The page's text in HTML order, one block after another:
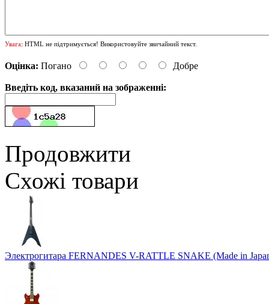
Увага: HTML не підтримується! Використовуйте звичайний текст.
Оцінка: Погано Добре
Введіть код, вказаний на зображенні:
Продовжити
Схожі товари
Электрогитара FERNANDES V-RATTLE SNAKE (Made in